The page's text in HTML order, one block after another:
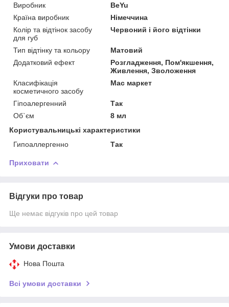
Виробник
BeYu
Країна виробник
Німеччина
Колір та відтінок засобу
для губ
Червоний і його відтінки
Тип відтінку та кольору
Матовий
Додатковий ефект
Розгладження, Пом'якшення,
Живлення, Зволоження
Класифікація
косметичного засобу
Мас маркет
Гіпоалергенний
Так
Об`єм
8 мл
Користувальницькі характеристики
Гипоаллергенно
Так
Приховати
Відгуки про товар
Ще немає відгуків про цей товар
Умови доставки
Нова Пошта
Всі умови доставки